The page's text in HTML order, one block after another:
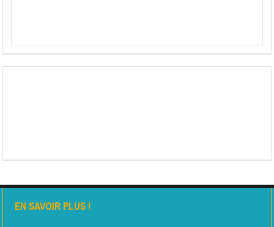
EN SAVOIR PLUS !